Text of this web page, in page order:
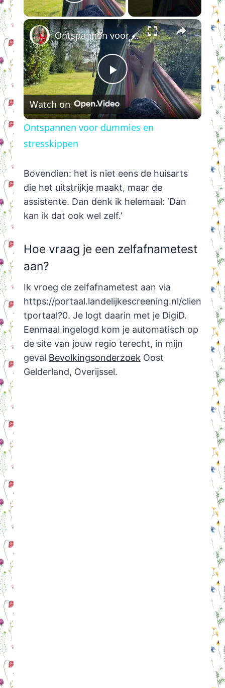
×
Play
Video
Ontspannen voor dummies en stresskippen
Watch on
Ontspannen voor dummies en
stresskippen
Bovendien: het is niet eens de huisarts
die het uitstrijkje maakt, maar de
assistente. Dan denk ik helemaal: ‘Dan
kan ik dat ook wel zelf.’
Hoe vraag je een zelfafnametest
aan?
Ik vroeg de zelfafnametest aan via
https://portaal.landelijkescreening.nl/clien
tportaal?0. Je logt daarin met je DigiD.
Eenmaal ingelogd kom je automatisch op
de site van jouw regio terecht, in mijn
geval Bevolkingsonderzoek Oost
Gelderland, Overijssel.